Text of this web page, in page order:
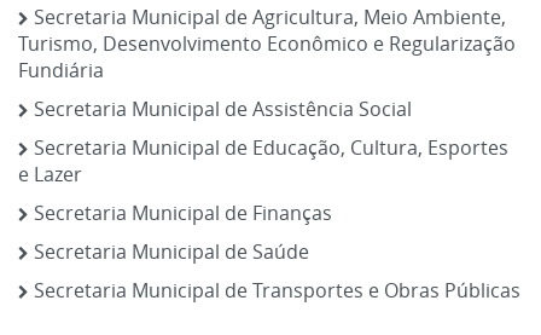
Secretaria Municipal de Agricultura, Meio Ambiente,
Turismo, Desenvolvimento Econômico e Regularização
Fundiária
Secretaria Municipal de Assistência Social
Secretaria Municipal de Educação, Cultura, Esportes
e Lazer
Secretaria Municipal de Finanças
Secretaria Municipal de Saúde
Secretaria Municipal de Transportes e Obras Públicas